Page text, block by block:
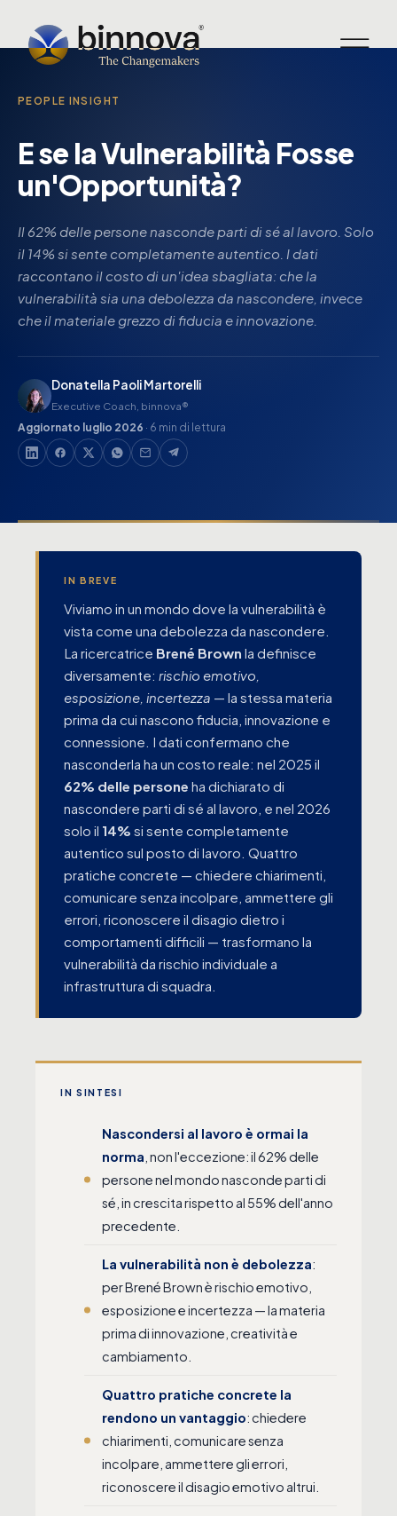
PEOPLE INSIGHT
E se la Vulnerabilità Fosse
un'Opportunità?
Il 62% delle persone nasconde parti di sé al lavoro. Solo
il 14% si sente completamente autentico. I dati
raccontano il costo di un'idea sbagliata: che la
vulnerabilità sia una debolezza da nascondere, invece
che il materiale grezzo di fiducia e innovazione.
Donatella Paoli Martorelli
Executive Coach, binnova®
Aggiornato luglio 2026 · 6 min di lettura
IN BREVE
Viviamo in un mondo dove la vulnerabilità è
vista come una debolezza da nascondere.
La ricercatrice Brené Brown la definisce
diversamente: rischio emotivo,
esposizione, incertezza — la stessa materia
prima da cui nascono fiducia, innovazione e
connessione. I dati confermano che
nasconderla ha un costo reale: nel 2025 il
62% delle persone ha dichiarato di
nascondere parti di sé al lavoro, e nel 2026
solo il 14% si sente completamente
autentico sul posto di lavoro. Quattro
pratiche concrete — chiedere chiarimenti,
comunicare senza incolpare, ammettere gli
errori, riconoscere il disagio dietro i
comportamenti difficili — trasformano la
vulnerabilità da rischio individuale a
infrastruttura di squadra.
IN SINTESI
Nascondersi al lavoro è ormai la
norma , non l'eccezione: il 62% delle
persone nel mondo nasconde parti di
sé, in crescita rispetto al 55% dell'anno
precedente.
La vulnerabilità non è debolezza:
per Brené Brown è rischio emotivo,
esposizione e incertezza — la materia
prima di innovazione, creatività e
cambiamento.
Quattro pratiche concrete la
rendono un vantaggio: chiedere
chiarimenti, comunicare senza
incolpare, ammettere gli errori,
riconoscere il disagio emotivo altrui.